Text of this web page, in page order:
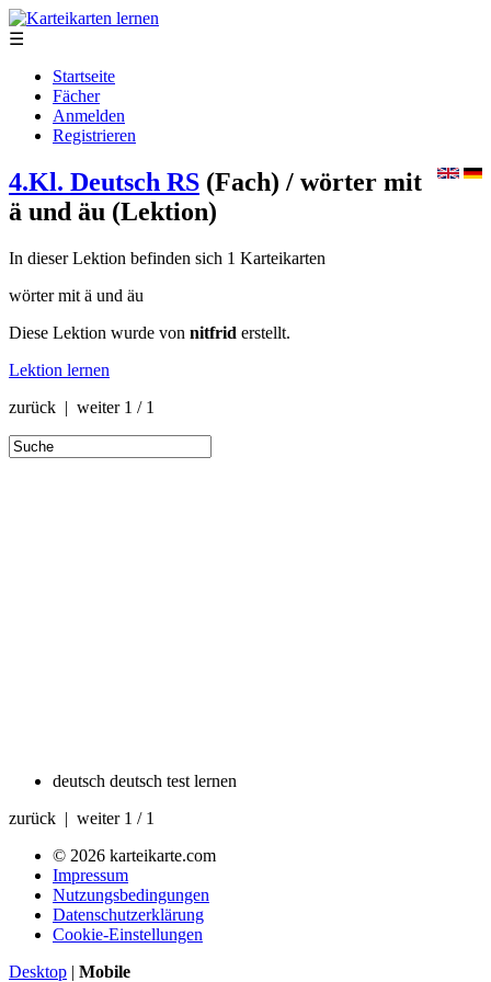
☰
Startseite
Fächer
Anmelden
Registrieren
4.Kl. Deutsch RS (Fach) / wörter mit
ä und äu (Lektion)
In dieser Lektion befinden sich 1 Karteikarten
wörter mit ä und äu
Diese Lektion wurde von nitfrid erstellt.
Lektion lernen
zurück | weiter 1 / 1
deutsch deutsch test lernen
zurück | weiter 1 / 1
© 2026 karteikarte.com
Impressum
Nutzungsbedingungen
Datenschutzerklärung
Cookie-Einstellungen
Desktop | Mobile